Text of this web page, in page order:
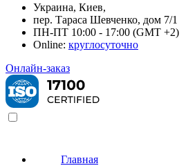
Украина, Киев,
пер. Тараса Шевченко, дом 7/1
ПН-ПТ 10:00 - 17:00 (GMT +2)
Online: круглосуточно
Онлайн-заказ
Главная